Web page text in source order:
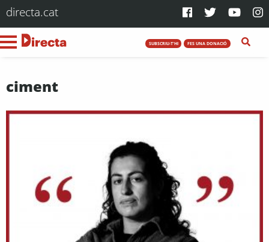
directa.cat
SUBSCRIU-T'HI FES UNA DONACIÓ
ciment